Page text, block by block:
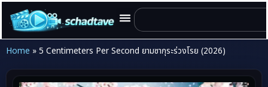
Home » 5 Centimeters Per Second ยามซากุระร่วงโรย (2026)